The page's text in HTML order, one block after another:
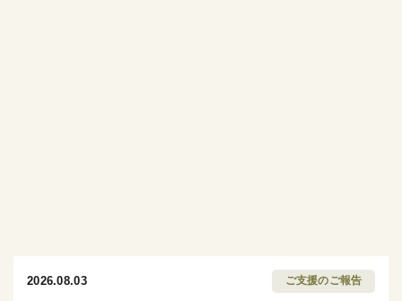
2026.08.03 ご支援のご報告